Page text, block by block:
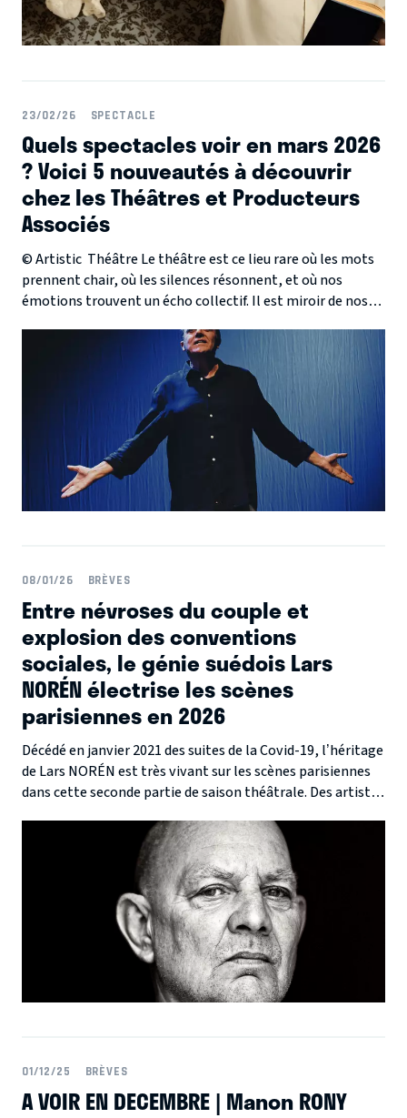
23/02/26 SPECTACLE
Quels spectacles voir en mars 2026
? Voici 5 nouveautés à découvrir
chez les Théâtres et Producteurs
Associés
© Artistic Théâtre Le théâtre est ce lieu rare où les mots
prennent chair, où les silences résonnent, et où nos
émotions trouvent un écho collectif. Il est miroir de nos
chaque lever de rideau, c’est une promesse : celle d’être
surpris, bousculé, émerveillé, ensemble.
08/01/26 BRÈVES
Entre névroses du couple et
explosion des conventions
sociales, le génie suédois Lars
NORÉN électrise les scènes
parisiennes en 2026
Décédé en janvier 2021 des suites de la Covid-19, l’héritage
de Lars NORÉN est très vivant sur les scènes parisiennes
dans cette seconde partie de saison théâtrale. Des artistes
ou Nicolas DERRIEN mettent en scène, ou jouent dans 3
pièces emblématiques de NORÉN.
01/12/25 BRÈVES
A VOIR EN DECEMBRE | Manon RONY